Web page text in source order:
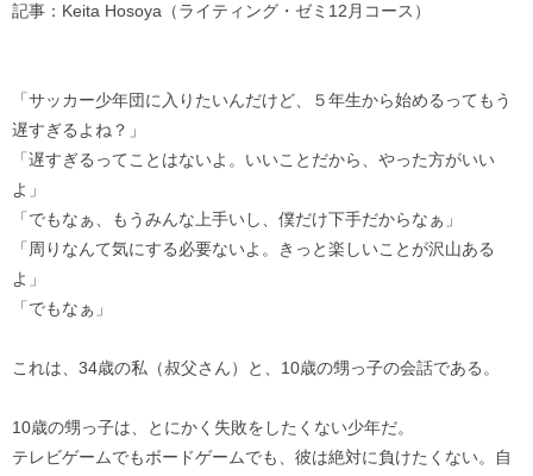
記事：Keita Hosoya（ライティング・ゼミ12月コース）
「サッカー少年団に入りたいんだけど、５年生から始めるってもう
遅すぎるよね？」
「遅すぎるってことはないよ。いいことだから、やった方がいい
よ」
「でもなぁ、もうみんな上手いし、僕だけ下手だからなぁ」
「周りなんて気にする必要ないよ。きっと楽しいことが沢山ある
よ」
「でもなぁ」
これは、34歳の私（叔父さん）と、10歳の甥っ子の会話である。
10歳の甥っ子は、とにかく失敗をしたくない少年だ。
テレビゲームでもボードゲームでも、彼は絶対に負けたくない。自